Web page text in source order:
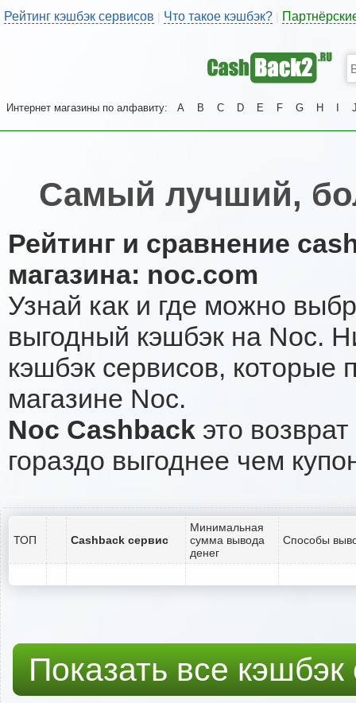
Рейтинг кэшбэк сервисов | Что такое кэшбэк?
Интернет магазины по алфавиту: A B C D E F G H
Самый лучший,
Рейтинг и сравнение
магазина: noc.com
Узнай как и где можно
выгодный кэшбэк на Noc.
кэшбэк сервисов, которые
магазине Noc.
Noc Cashback это
гораздо выгоднее чем
ТОП Cashback сервис
Минимальная
сумма вывода
денег
Способы
Показать все